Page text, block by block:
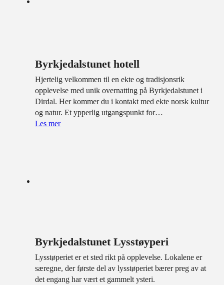
Byrkjedalstunet hotell
Hjertelig velkommen til en ekte og tradisjonsrik
opplevelse med unik overnatting på Byrkjedalstunet i
Dirdal. Her kommer du i kontakt med ekte norsk kultur
og natur. Et ypperlig utgangspunkt for…
Les mer
Byrkjedalstunet Lysstøyperi
Lysstøperiet er et sted rikt på opplevelse. Lokalene er
særegne, der første del av lysstøperiet bærer preg av at
det engang har vært et gammelt ysteri.